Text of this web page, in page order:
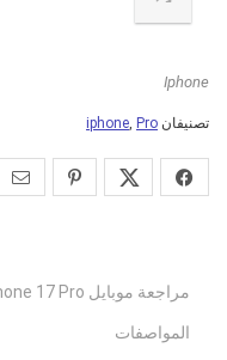
Iphone
تصنيفان iphone, Pro
مراجعة موبايل iPhone 17 Pro
المواصفات